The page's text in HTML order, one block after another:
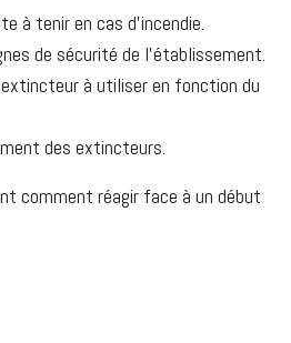
à tenir en cas d’incendie.
de sécurité de l’établissement.
à utiliser en fonction du
des extincteurs.
comment réagir face à un début